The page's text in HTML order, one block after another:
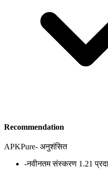
Recommendation
APKPure- अनुशंसित
-नवीनतम संस्करण 1.21